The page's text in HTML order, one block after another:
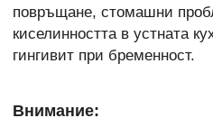
повръщане, стомашни
киселинността в устната
гингивит при бременност.
Внимание: